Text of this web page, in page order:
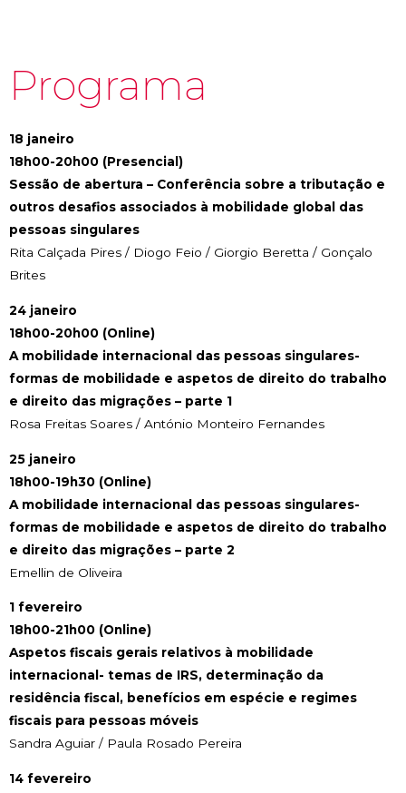
Programa
18 janeiro
18h00-20h00 (Presencial)
Sessão de abertura – Conferência sobre a tributação e
outros desafios associados à mobilidade global das
pessoas singulares
Rita Calçada Pires / Diogo Feio / Giorgio Beretta / Gonçalo
Brites
24 janeiro
18h00-20h00 (Online)
A mobilidade internacional das pessoas singulares-
formas de mobilidade e aspetos de direito do trabalho
e direito das migrações – parte 1
Rosa Freitas Soares / António Monteiro Fernandes
25 janeiro
18h00-19h30 (Online)
A mobilidade internacional das pessoas singulares-
formas de mobilidade e aspetos de direito do trabalho
e direito das migrações – parte 2
Emellin de Oliveira
1 fevereiro
18h00-21h00 (Online)
Aspetos fiscais gerais relativos à mobilidade
internacional- temas de IRS, determinação da
residência fiscal, benefícios em espécie e regimes
fiscais para pessoas móveis
Sandra Aguiar / Paula Rosado Pereira
14 fevereiro